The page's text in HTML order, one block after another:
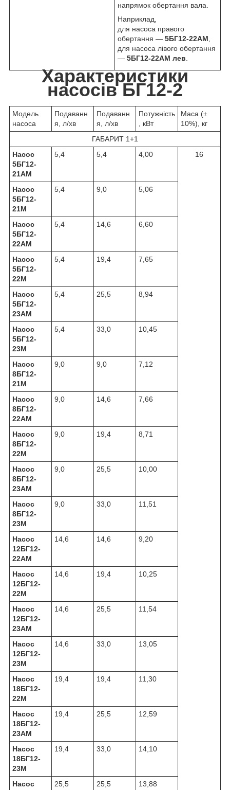
напрямок обертання вала.
Наприклад,
для насоса правого
обертання — 5БГ12-22АМ
для насоса лівого обертання
— 5БГ12-22АМ лев
Характеристики
насосів БГ12-2
Модель
насоса
Подаванн
я, л/хв
Подаванн
я, л/хв
Потужність
, кВт
Маса (±
10%), кг
ГАБАРИТ 1+1
Насос
5БГ12-
21АМ
5,4 5,4 4,00 16
Насос
5БГ12-
21М
5,4 9,0 5,06
Насос
5БГ12-
22АМ
5,4 14,6 6,60
Насос
5БГ12-
22М
5,4 19,4 7,65
Насос
5БГ12-
23АМ
5,4 25,5 8,94
Насос
5БГ12-
23М
5,4 33,0 10,45
Насос
8БГ12-
21М
9,0 9,0 7,12
Насос
8БГ12-
22АМ
9,0 14,6 7,66
Насос
8БГ12-
22М
9,0 19,4 8,71
Насос
8БГ12-
23АМ
9,0 25,5 10,00
Насос
8БГ12-
23М
9,0 33,0 11,51
Насос
12БГ12-
22АМ
14,6 14,6 9,20
Насос
12БГ12-
22М
14,6 19,4 10,25
Насос
12БГ12-
23АМ
14,6 25,5 11,54
Насос
12БГ12-
23М
14,6 33,0 13,05
Насос
18БГ12-
22М
19,4 19,4 11,30
Насос
18БГ12-
23АМ
19,4 25,5 12,59
Насос
18БГ12-
23М
19,4 33,0 14,10
Насос
25,5 25,5 13,88